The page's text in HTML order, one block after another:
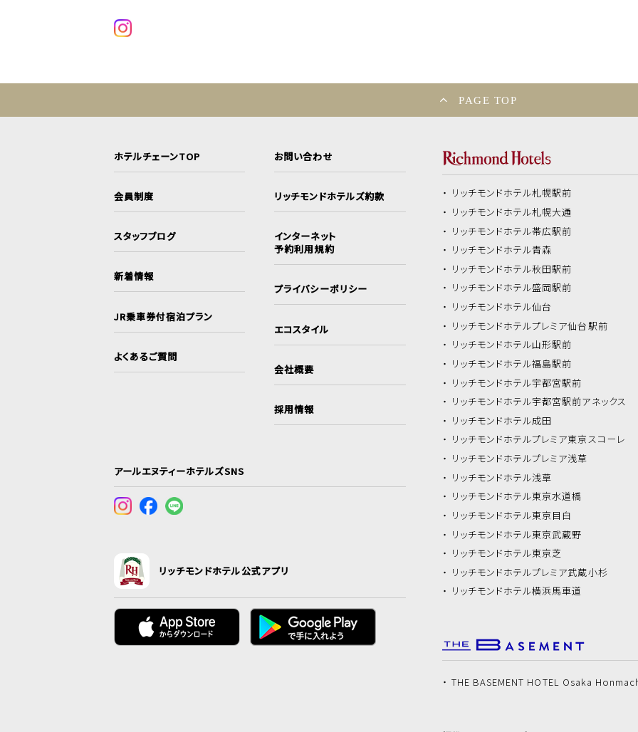
PAGE TOP
ホテルチェーンTOP
会員制度
スタッフブログ
新着情報
JR乗車券付宿泊プラン
よくあるご質問
お問い合わせ
リッチモンドホテルズ約款
インターネット
予約利用規約
プライバシーポリシー
エコスタイル
会社概要
採用情報
アールエヌティーホテルズSNS
リッチモンドホテル公式アプリ
リッチモンドホテル札幌駅前
リッチモンドホテル札幌大通
リッチモンドホテル帯広駅前
リッチモンドホテル青森
リッチモンドホテル秋田駅前
リッチモンドホテル盛岡駅前
リッチモンドホテル仙台
リッチモンドホテルプレミア仙台駅前
リッチモンドホテル山形駅前
リッチモンドホテル福島駅前
リッチモンドホテル宇都宮駅前
リッチモンドホテル宇都宮駅前アネックス
リッチモンドホテル成田
リッチモンドホテルプレミア東京スコーレ
リッチモンドホテルプレミア浅草
リッチモンドホテル浅草
リッチモンドホテル東京水道橋
リッチモンドホテル東京目白
リッチモンドホテル東京武蔵野
リッチモンドホテル東京芝
リッチモンドホテルプレミア武蔵小杉
リッチモンドホテル横浜馬車道
THE BASEMENT HOTEL Osaka